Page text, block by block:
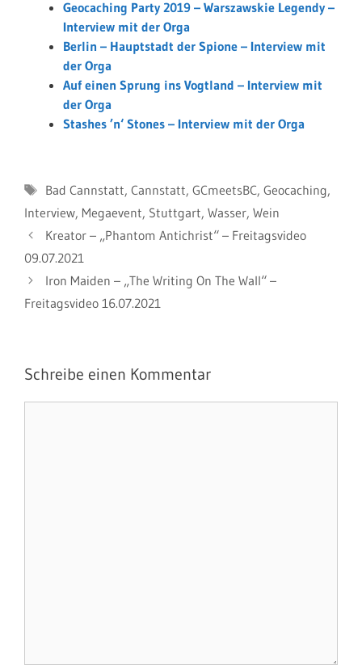
Geocaching Party 2019 – Warszawskie Legendy –
Interview mit der Orga
Berlin – Hauptstadt der Spione – Interview mit
der Orga
Auf einen Sprung ins Vogtland – Interview mit
der Orga
Stashes ’n‘ Stones – Interview mit der Orga
Schlagwörter
Bad Cannstatt, Cannstatt, GCmeetsBC, Geocaching,
Interview, Megaevent, Stuttgart, Wasser, Wein
Kreator – „Phantom Antichrist“ – Freitagsvideo
09.07.2021
Iron Maiden – „The Writing On The Wall“ –
Freitagsvideo 16.07.2021
Schreibe einen Kommentar